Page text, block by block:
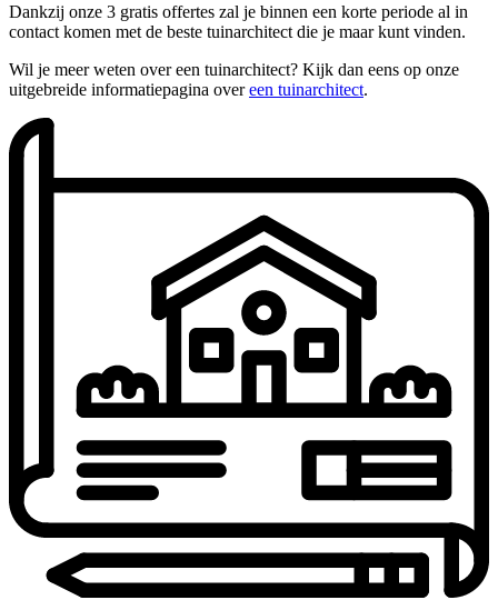
Dankzij onze 3 gratis offertes zal je binnen een korte periode al in
contact komen met de beste tuinarchitect die je maar kunt vinden.
Wil je meer weten over een tuinarchitect? Kijk dan eens op onze
uitgebreide informatiepagina overeen tuinarchitect.